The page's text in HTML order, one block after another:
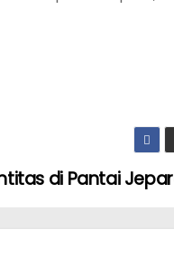
di Pantai